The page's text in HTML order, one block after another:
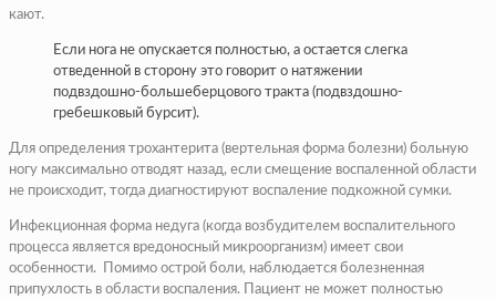
кают.
Если нога не опускается полностью, а остается слегка
отведенной в сторону это говорит о натяжении
подвздошно-большеберцового тракта (подвздошно-
гребешковый бурсит).
Для определения трохантерита (вертельная форма болезни) больную
ногу максимально отводят назад, если смещение воспаленной области
не происходит, тогда диагностируют воспаление подкожной сумки.
Инфекционная форма недуга (когда возбудителем воспалительного
процесса является вредоносный микроорганизм) имеет свои
особенности. Помимо острой боли, наблюдается болезненная
припухлость в области воспаления. Пациент не может полностью